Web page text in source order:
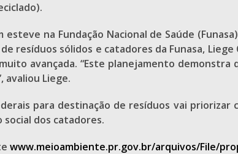
esteve na Fundação Nacional de Saúde
resíduos sólidos e catadores da Funasa,
avançada. “Este planejamento
avaliou Liege.
para destinação de resíduos vai priorizar
social dos catadores.
www.meioambiente.pr.gov.br/arquivos/File/